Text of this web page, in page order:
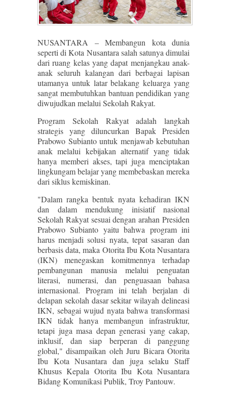
NUSANTARA – Membangun kota dunia
seperti di Kota Nusantara salah satunya dimulai
dari ruang kelas yang dapat menjangkau anak-
anak seluruh kalangan dari berbagai lapisan
utamanya untuk latar belakang keluarga yang
sangat membutuhkan bantuan pendidikan yang
diwujudkan melalui Sekolah Rakyat.
Program Sekolah Rakyat adalah langkah
strategis yang diluncurkan Bapak Presiden
Prabowo Subianto untuk menjawab kebutuhan
anak melalui kebijakan alternatif yang tidak
hanya memberi akses, tapi juga menciptakan
lingkungam belajar yang membebaskan mereka
dari siklus kemiskinan.
"Dalam rangka bentuk nyata kehadiran IKN
dan dalam mendukung inisiatif nasional
Sekolah Rakyat sesuai dengan arahan Presiden
Prabowo Subianto yaitu bahwa program ini
harus menjadi solusi nyata, tepat sasaran dan
berbasis data, maka Otorita Ibu Kota Nusantara
(IKN) menegaskan komitmennya terhadap
pembangunan manusia melalui penguatan
literasi, numerasi, dan penguasaan bahasa
internasional. Program ini telah berjalan di
delapan sekolah dasar sekitar wilayah delineasi
IKN, sebagai wujud nyata bahwa transformasi
IKN tidak hanya membangun infrastruktur,
tetapi juga masa depan generasi yang cakap,
inklusif, dan siap berperan di panggung
global," disampaikan oleh Juru Bicara Otorita
Ibu Kota Nusantara dan juga selaku Staff
Khusus Kepala Otorita Ibu Kota Nusantara
Bidang Komunikasi Publik, Troy Pantouw.